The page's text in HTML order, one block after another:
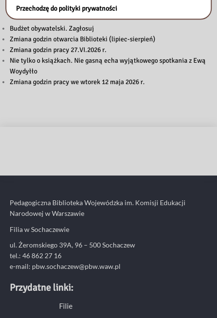
Przeczytaj
Budżet obywatelski. Zagłosuj
Zmiana godzin otwarcia Biblioteki (lipiec-sierpień)
Zmiana godzin pracy 27.VI.2026 r.
Nie tylko o książkach. Nie gasną echa wyjątkowego spotkania z Ewą
Woydyłło
Zmiana godzin pracy we wtorek 12 maja 2026 r.
Pedagogiczna Biblioteka Wojewódzka im. Komisji Edukacji
Narodowej w Warszawie
Filia w Sochaczewie
ul. Żeromskiego 39A, 96 – 500 Sochaczew
tel.: 46 862 27 16
e-mail: pbw.sochaczew@pbw.waw.pl
Przydatne linki:
Filie
Przechodzę do polityki prywatności